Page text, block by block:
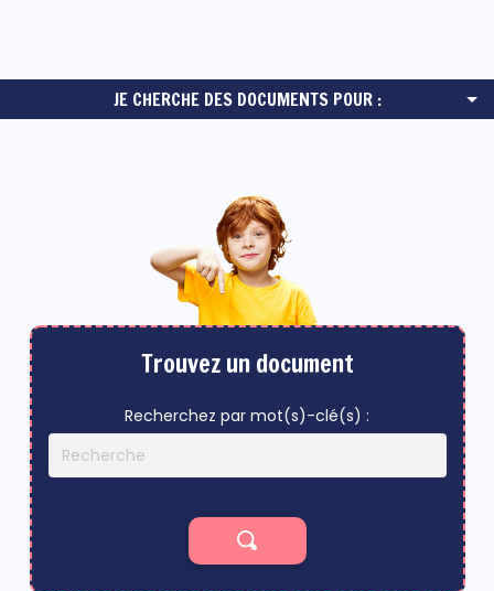
JE CHERCHE DES DOCUMENTS POUR :
Trouvez un document
Recherchez par mot(s)-clé(s) :